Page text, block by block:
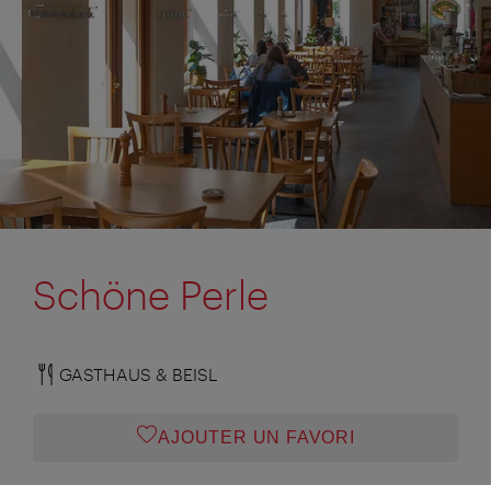
Schöne Perle
GASTHAUS & BEISL
AJOUTER UN FAVORI